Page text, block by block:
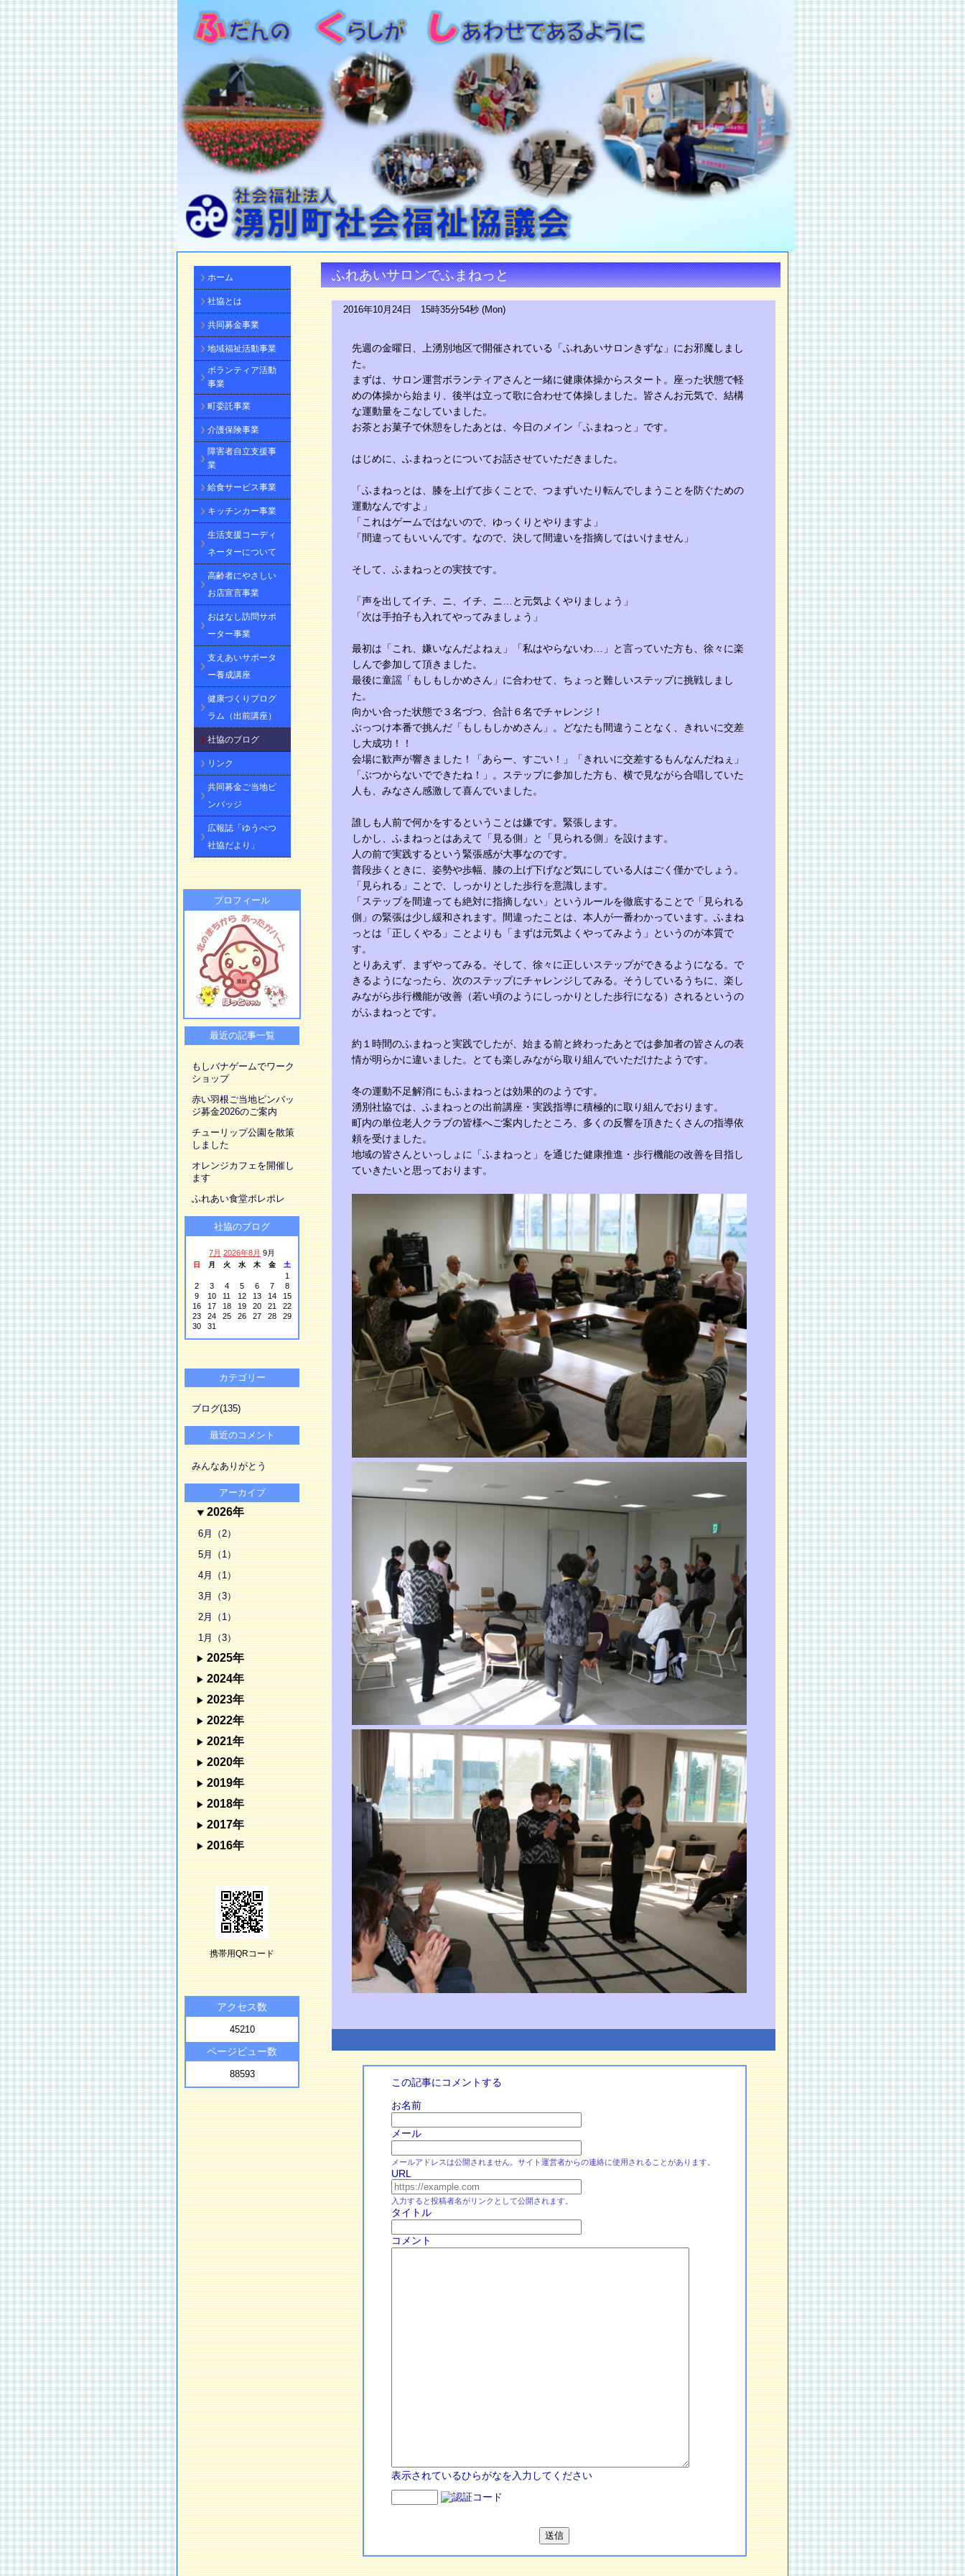
ふれあいサロンでふまねっと
2016年10月24日 15時35分54秒 (Mon)
先週の金曜日、上湧別地区で開催されている「ふれあいサロンきずな」にお邪魔しまし
た。
まずは、サロン運営ボランティアさんと一緒に健康体操からスタート。座った状態で軽
めの体操から始まり、後半は立って歌に合わせて体操しました。皆さんお元気で、結構
な運動量をこなしていました。
お茶とお菓子で休憩をしたあとは、今日のメイン「ふまねっと」です。
はじめに、ふまねっとについてお話させていただきました。
「ふまねっとは、膝を上げて歩くことで、つまずいたり転んでしまうことを防ぐための
運動なんですよ」
「これはゲームではないので、ゆっくりとやりますよ」
「間違ってもいいんです。なので、決して間違いを指摘してはいけません」
そして、ふまねっとの実技です。
「声を出してイチ、ニ、イチ、ニ…と元気よくやりましょう」
「次は手拍子も入れてやってみましょう」
最初は「これ、嫌いなんだよねぇ」「私はやらないわ…」と言っていた方も、徐々に楽
しんで参加して頂きました。
最後に童謡「もしもしかめさん」に合わせて、ちょっと難しいステップに挑戦しまし
た。
向かい合った状態で３名づつ、合計６名でチャレンジ！
ぶっつけ本番で挑んだ「もしもしかめさん」。どなたも間違うことなく、きれいに交差
し大成功！！
会場に歓声が響きました！「あらー、すごい！」「きれいに交差するもんなんだねぇ」
「ぶつからないでできたね！」。ステップに参加した方も、横で見ながら合唱していた
人も、みなさん感激して喜んでいました。
誰しも人前で何かをするということは嫌です。緊張します。
しかし、ふまねっとはあえて「見る側」と「見られる側」を設けます。
人の前で実践するという緊張感が大事なのです。
普段歩くときに、姿勢や歩幅、膝の上げ下げなど気にしている人はごく僅かでしょう。
「見られる」ことで、しっかりとした歩行を意識します。
「ステップを間違っても絶対に指摘しない」というルールを徹底することで「見られる
側」の緊張は少し緩和されます。間違ったことは、本人が一番わかっています。ふまね
っとは「正しくやる」ことよりも「まずは元気よくやってみよう」というのが本質で
す。
とりあえず、まずやってみる。そして、徐々に正しいステップができるようになる。で
きるようになったら、次のステップにチャレンジしてみる。そうしているうちに、楽し
みながら歩行機能が改善（若い頃のようにしっかりとした歩行になる）されるというの
がふまねっとです。
約１時間のふまねっと実践でしたが、始まる前と終わったあとでは参加者の皆さんの表
情が明らかに違いました。とても楽しみながら取り組んでいただけたようです。
冬の運動不足解消にもふまねっとは効果的のようです。
湧別社協では、ふまねっとの出前講座・実践指導に積極的に取り組んでおります。
町内の単位老人クラブの皆様へご案内したところ、多くの反響を頂きたくさんの指導依
頼を受けました。
地域の皆さんといっしょに「ふまねっと」を通じた健康推進・歩行機能の改善を目指し
ていきたいと思っております。
この記事にコメントする
お名前
メール
メールアドレスは公開されません。サイト運営者からの連絡に使用されることがあります。
URL
入力すると投稿者名がリンクとして公開されます。
タイトル
コメント
表示されているひらがなを入力してください
ホーム
社協とは
共同募金事業
地域福祉活動事業
ボランティア活動
事業
町委託事業
介護保険事業
障害者自立支援事
業
給食サービス事業
キッチンカー事業
生活支援コーディ
ネーターについて
高齢者にやさしい
お店宣言事業
おはなし訪問サポ
ーター事業
支えあいサポータ
ー養成講座
健康づくりプログ
ラム（出前講座）
社協のブログ
リンク
共同募金ご当地ピ
ンバッジ
広報誌「ゆうべつ
社協だより」
プロフィール
最近の記事一覧
もしバナゲームでワーク
ショップ
赤い羽根ご当地ピンバッ
ジ募金2026のご案内
チューリップ公園を散策
しました
オレンジカフェを開催し
ます
ふれあい食堂ポレポレ
社協のブログ
7月 2026年8月 9月
日 月 火 水 木 金 土
1
2
3 4 5 6 7
8
9
10 11 12 13 14
15
16
17 18 19 20 21
22
23
24 25 26 27 28
29
30
31
カテゴリー
ブログ(135)
最近のコメント
みんなありがとう
アーカイブ
2026年
6月（2）
5月（1）
4月（1）
3月（3）
2月（1）
1月（3）
2025年
2024年
2023年
2022年
2021年
2020年
2019年
2018年
2017年
2016年
携帯用QRコード
アクセス数
45210
ページビュー数
88593